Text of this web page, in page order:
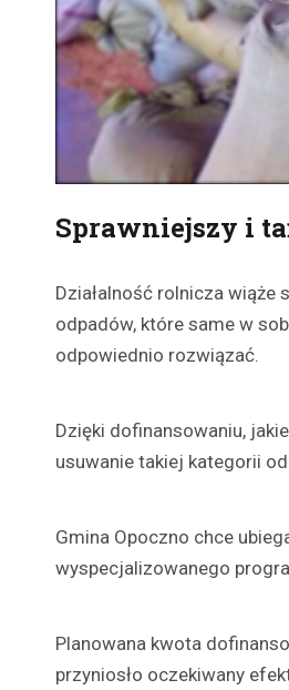
Sprawniejszy i
Działalność rolnicza wiąże
odpadów, które same w
odpowiednio rozwiązać.
Dzięki dofinansowaniu,
usuwanie takiej kategorii
Gmina Opoczno chce
wyspecjalizowanego
Planowana kwota
przyniosło oczekiwany